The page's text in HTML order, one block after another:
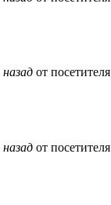
назад от посетителя
назад от посетителя